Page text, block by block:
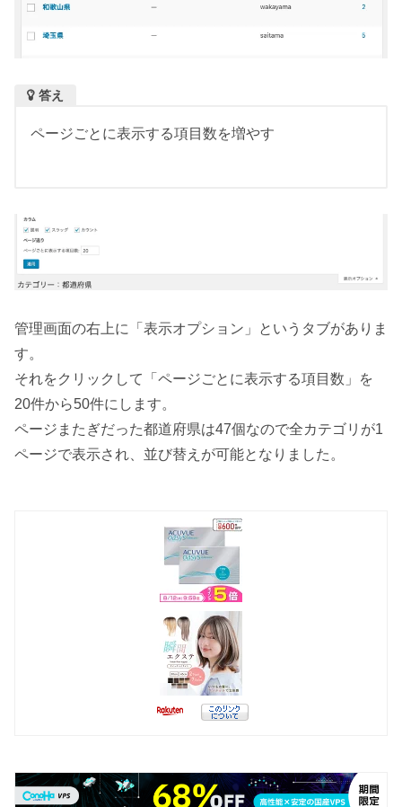
答え
ページごとに表示する項目数を増やす
管理画面の右上に「表示オプション」というタブがありま
す。
それをクリックして「ページごとに表示する項目数」を
20件から50件にします。
ページまたぎだった都道府県は47個なので全カテゴリが1
ページで表示され、並び替えが可能となりました。